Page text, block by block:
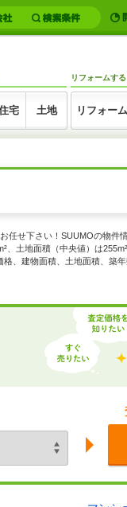
宅 土地
リフォームする
リフォーム
せ下さい！SUUMOの物件
土地面積（中央値）は
、建物面積、土地面積、築